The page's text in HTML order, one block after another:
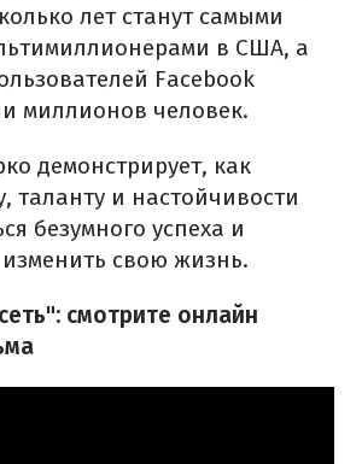
лет станут самыми
в США, а
Facebook
миллионов человек.
демонстрирует, как
таланту и настойчивости
безумного успеха и
свою жизнь.
смотрите онлайн